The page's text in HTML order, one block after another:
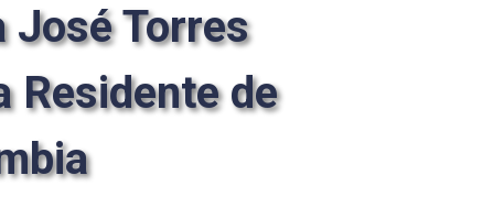
José Torres
Residente de